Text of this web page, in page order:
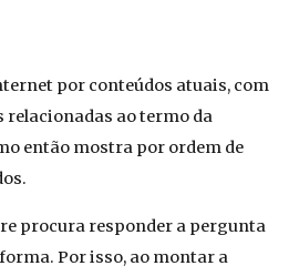
por conteúdos atuais, com
relacionadas ao termo da
então mostra por ordem de
procura responder a pergunta
Por isso, ao montar a